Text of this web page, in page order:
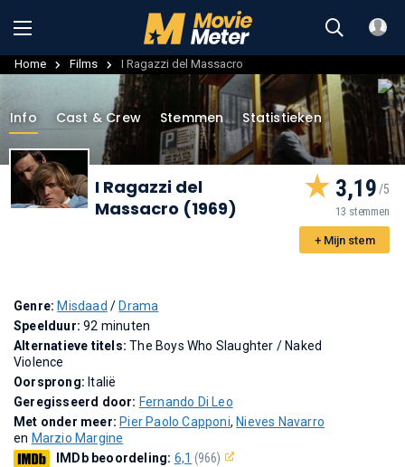
Home Films I Ragazzi del Massacro
Info Cast & Crew Stemmen Statistieken
I Ragazzi del
Massacro (1969)
3,19
13 stemmen
+ Mijn stem
Genre: Misdaad / Drama
Speelduur:92 minuten
Alternatieve titels:The Boys Who Slaughter / Naked
Violence
Oorsprong: Italië
Geregisseerd door: Fernando Di Leo
Met onder meer: Pier Paolo Capponi, Nieves Navarro
en Marzio Margine
IMDb beoordeling: 6,1 (966)